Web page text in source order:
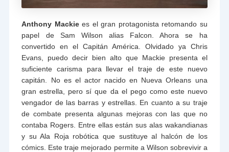
Anthony Mackiees el gran protagonista retomando su
papel de Sam Wilson alias Falcon. Ahora se ha
convertido en el Capitán América. Olvidado ya Chris
Evans, puedo decir bien alto que Mackie presenta el
suficiente carisma para llevar el traje de este nuevo
capitán. No es el actor nacido en Nueva Orleans una
gran estrella, pero sí que da el pego como este nuevo
vengador de las barras y estrellas. En cuanto a su traje
de combate presenta algunas mejoras con las que no
contaba Rogers. Entre ellas están sus alas wakandianas
y su Ala Roja robótica que sustituye al halcón de los
cómics. Este traje mejorado permite a Wilson sobrevivir a